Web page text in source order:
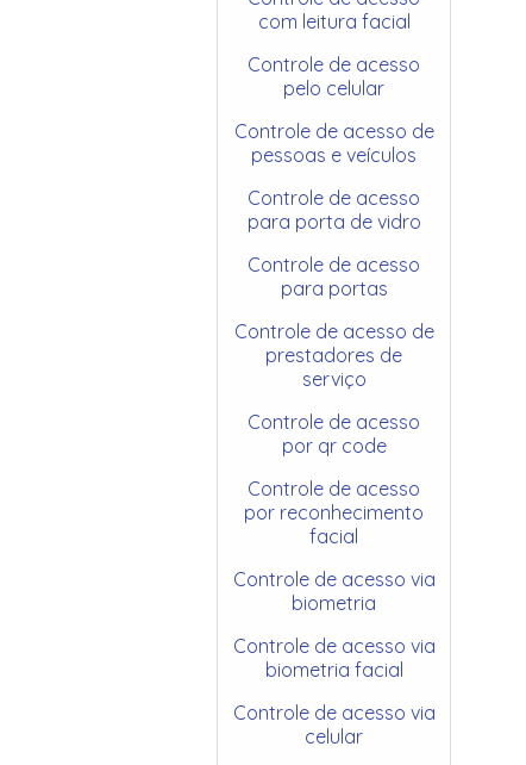
com leitura facial
Controle de acesso
pelo celular
Controle de acesso de
pessoas e veículos
Controle de acesso
para porta de vidro
Controle de acesso
para portas
Controle de acesso de
prestadores de
serviço
Controle de acesso
por qr code
Controle de acesso
por reconhecimento
facial
Controle de acesso via
biometria
Controle de acesso via
biometria facial
Controle de acesso via
celular